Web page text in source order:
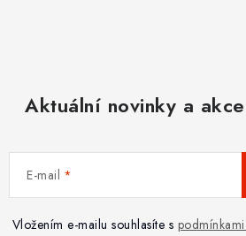
Aktuální novinky a
E-mail
Vložením e-mailu souhlasíte s